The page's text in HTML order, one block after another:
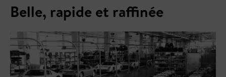
Belle, rapide et raffinée